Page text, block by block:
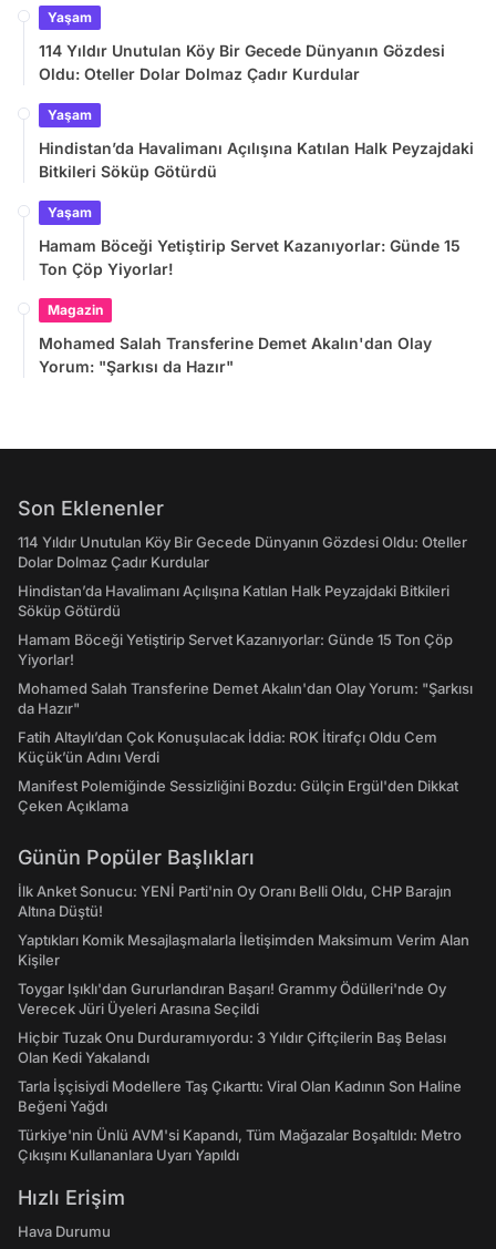
Yaşam
114 Yıldır Unutulan Köy Bir Gecede Dünyanın Gözdesi
Oldu: Oteller Dolar Dolmaz Çadır Kurdular
Yaşam
Hindistan’da Havalimanı Açılışına Katılan Halk Peyzajdaki
Bitkileri Söküp Götürdü
Yaşam
Hamam Böceği Yetiştirip Servet Kazanıyorlar: Günde 15
Ton Çöp Yiyorlar!
Magazin
Mohamed Salah Transferine Demet Akalın'dan Olay
Yorum: "Şarkısı da Hazır"
Son Eklenenler
114 Yıldır Unutulan Köy Bir Gecede Dünyanın Gözdesi Oldu: Oteller
Dolar Dolmaz Çadır Kurdular
Hindistan’da Havalimanı Açılışına Katılan Halk Peyzajdaki Bitkileri
Söküp Götürdü
Hamam Böceği Yetiştirip Servet Kazanıyorlar: Günde 15 Ton Çöp
Yiyorlar!
Mohamed Salah Transferine Demet Akalın'dan Olay Yorum: "Şarkısı
da Hazır"
Fatih Altaylı’dan Çok Konuşulacak İddia: ROK İtirafçı Oldu Cem
Küçük’ün Adını Verdi
Manifest Polemiğinde Sessizliğini Bozdu: Gülçin Ergül'den Dikkat
Çeken Açıklama
Günün Popüler Başlıkları
İlk Anket Sonucu: YENİ Parti'nin Oy Oranı Belli Oldu, CHP Barajın
Altına Düştü!
Yaptıkları Komik Mesajlaşmalarla İletişimden Maksimum Verim Alan
Kişiler
Toygar Işıklı'dan Gururlandıran Başarı! Grammy Ödülleri'nde Oy
Verecek Jüri Üyeleri Arasına Seçildi
Hiçbir Tuzak Onu Durduramıyordu: 3 Yıldır Çiftçilerin Baş Belası
Olan Kedi Yakalandı
Tarla İşçisiydi Modellere Taş Çıkarttı: Viral Olan Kadının Son Haline
Beğeni Yağdı
Türkiye'nin Ünlü AVM'si Kapandı, Tüm Mağazalar Boşaltıldı: Metro
Çıkışını Kullananlara Uyarı Yapıldı
Hızlı Erişim
Hava Durumu